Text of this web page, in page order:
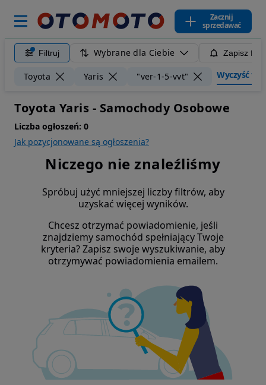
Zacznij
sprzedawać
Filtruj Wybrane dla Ciebie Zapisz
Toyota Yaris "ver-1-5-vvt" Wyczyść
Toyota Yaris - Samochody Osobowe
Liczba ogłoszeń: 0
Jak pozycjonowane są ogłoszenia?
Niczego nie znaleźliśmy
Spróbuj użyć mniejszej liczby filtrów, aby
uzyskać więcej wyników.
Chcesz otrzymać powiadomienie, jeśli
znajdziemy samochód spełniający Twoje
kryteria? Zapisz swoje wyszukiwanie, aby
otrzymywać powiadomienia emailem.